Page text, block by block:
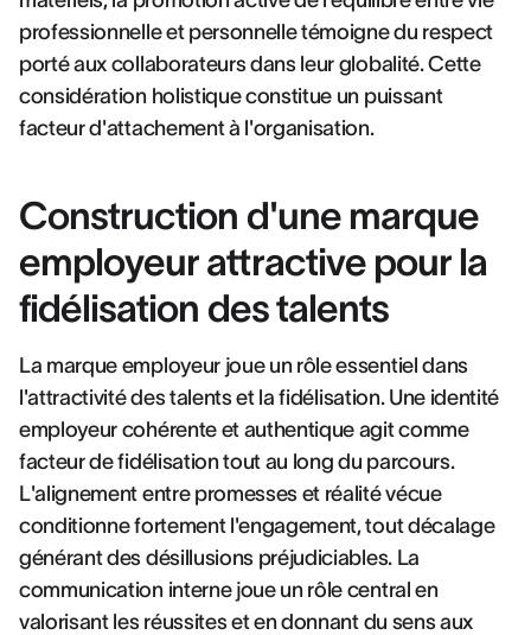
professionnelle et personnelle témoigne du respect
porté aux collaborateurs dans leur globalité. Cette
considération holistique constitue un puissant
facteur d'attachement à l'organisation.
Construction d'une marque
employeur attractive pour la
fidélisation des talents
La marque employeur joue un rôle essentiel dans
l'attractivité des talents et la fidélisation. Une identité
employeur cohérente et authentique agit comme
facteur de fidélisation tout au long du parcours.
L'alignement entre promesses et réalité vécue
conditionne fortement l'engagement, tout décalage
générant des désillusions préjudiciables. La
communication interne joue un rôle central en
valorisant les réussites et en donnant du sens aux